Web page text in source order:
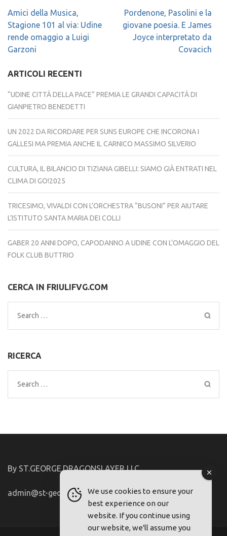
Navigazione
articoli
Amici della Musica,
Stagione 101 al via: Udine
rende omaggio a Luigi
Garzoni
Pordenone, Pasolini e la
giovane poesia. E James
Joyce interpretato da
Covacich
ARTICOLI RECENTI
“UDINE CITTÀ DELLA PACE” PREMIA LE GRANDI CAPACITÀ DI
GIANPIETRO BENEDETTI
UN 2022 DA RICORDARE PER SUNS EUROPE CHE INCORONA I
GALLESI MA PREMIA ANCHE IL CARNICO MASSIMO SILVERIO
CULTURA, IL BILANCIO DI TIZIANA GIBELLI: SIAMO GIÀ ENTRATI NEL
CLIMA DI GO!2025
TRICESIMO, VIVALDI CON L’ORCHESTRA “BUSONI” PER AIUTARE
L’ISTITUTO SANTA MARIA DEI COLLI
GABER 20 ANNI DOPO, CAPODANNO A UDINE CON L’OMAGGIO DEL
FOLK CLUB BUTTRIO
CERCA IN FRIULIFVG.COM
Search
for:
RICERCA
Search
for:
By ST.GEORGE.DRAGONSLAYER LLC
admin@st-george-dragonslayer.comWe use cookies to ensure your
best experience on our
website. If you continue using
our website, we'll assume you